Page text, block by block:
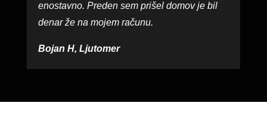
enostavno. Preden sem prišel domov je bil
denar že na mojem računu.
Bojan H, Ljutomer